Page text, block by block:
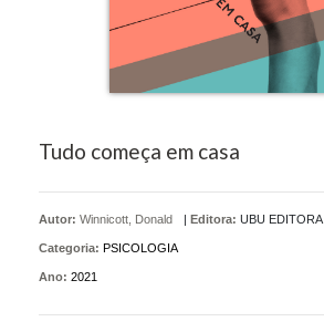
Tudo começa em casa
Autor: Winnicott, Donald | Editora: UBU EDITORA
Categoria: PSICOLOGIA
Ano: 2021